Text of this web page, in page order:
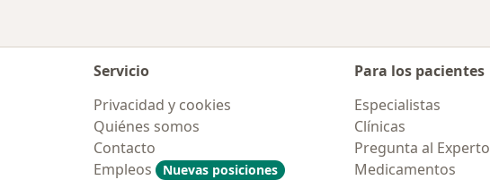
Servicio
Privacidad y cookies
Quiénes somos
Contacto
Empleos
Nuevas posiciones
Para los pacientes
Especialistas
Clínicas
Pregunta al Experto
Medicamentos